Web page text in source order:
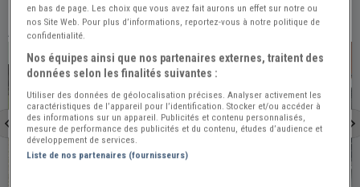
À VOIR ÉGALEMENT
PRO PRO
en bas de page. Les choix que vous avez fait aurons un effet sur notre ou
nos Site Web. Pour plus d’informations, reportez-vous à notre politique de
confidentialité.
Nos équipes ainsi que nos partenaires externes, traitent des
données selon les finalités suivantes :
Utiliser des données de géolocalisation précises. Analyser activement les
caractéristiques de l’appareil pour l’identification. Stocker et/ou accéder à
des informations sur un appareil. Publicités et contenu personnalisés,
mesure de performance des publicités et du contenu, études d’audience et
développement de services.
Liste de nos partenaires (fournisseurs)